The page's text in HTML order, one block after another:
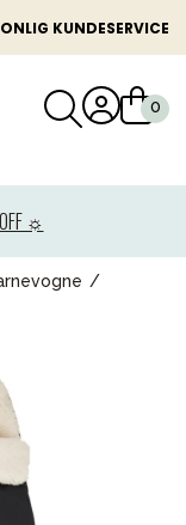
KUNDESERVICE
☼